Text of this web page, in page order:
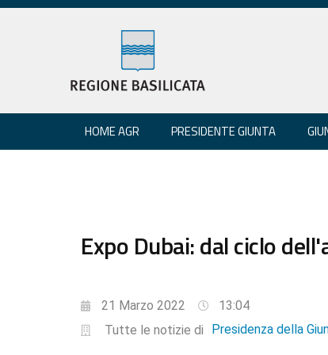
HOME AGR PRESIDENTE GIUNTA
Expo Dubai: dal ciclo
21 Marzo 2022
13:04
Tutte le notizie di
Presidenza della